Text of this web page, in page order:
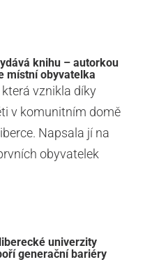
knihu – autorkou
místní obyvatelka
vznikla díky
v komunitním domě
Napsala jí na
obyvatelek
univerzity
generační bariéry